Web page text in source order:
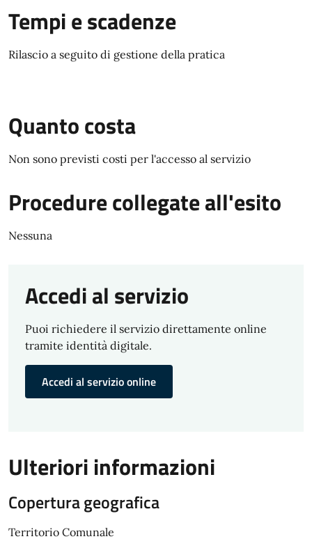
Tempi e scadenze
Rilascio a seguito di gestione della pratica
Quanto costa
Non sono previsti costi per l'accesso al servizio
Procedure collegate all'esito
Nessuna
Accedi al servizio
Puoi richiedere il servizio direttamente online
tramite identità digitale.
Accedi al servizio online
Ulteriori informazioni
Copertura geografica
Territorio Comunale